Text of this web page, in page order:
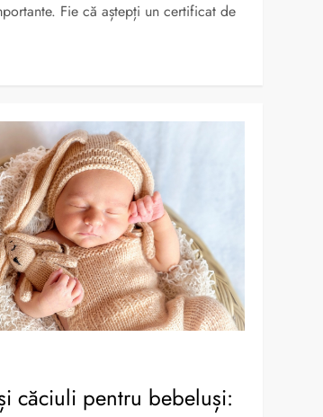
Fie că aștepți un certificat de
căciuli pentru bebeluși: